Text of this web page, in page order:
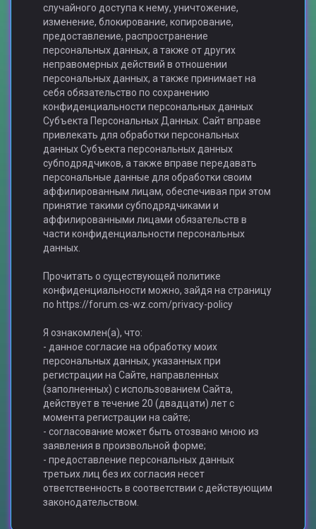
случайного доступа к нему, уничтожение,
изменение, блокирование, копирование,
предоставление, распространение
персональных данных, а также от других
неправомерных действий в отношении
персональных данных, а также принимает на
себя обязательство по сохранению
конфиденциальности персональных данных
Субъекта Персональных Данных. Сайт вправе
привлекать для обработки персональных
данных Субъекта персональных данных
субподрядчиков, а также вправе передавать
персональные данные для обработки своим
аффилированным лицам, обеспечивая при этом
принятие такими субподрядчиками и
аффилированными лицами обязательств в
части конфиденциальности персональных
данных.
Прочитать о существующей политике
конфиденциальности можно, зайдя на страницу
по https://forum.cs-wz.com/privacy-policy
Я ознакомлен(а), что:
- данное согласие на обработку моих
персональных данных, указанных при
регистрации на Сайте, направленных
(заполненных) с использованием Сайта,
действует в течение 20 (двадцати) лет с
момента регистрации на сайте;
- согласование может быть отозвано мною из
заявления в произвольной форме;
- предоставление персональных данных
третьих лиц без их согласия несет
ответственность в соответствии с действующим
законодательством.